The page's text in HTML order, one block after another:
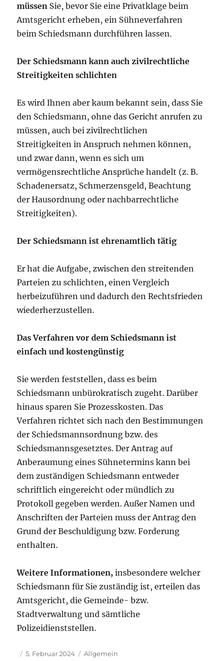
müssen Sie, bevor Sie eine Privatklage beim
Amtsgericht erheben, ein Sühneverfahren
beim Schiedsmann durchführen lassen.
Der Schiedsmann kann auch zivilrechtliche
Streitigkeiten schlichten
Es wird Ihnen aber kaum bekannt sein, dass Sie
den Schiedsmann, ohne das Gericht anrufen zu
müssen, auch bei zivilrechtlichen
Streitigkeiten in Anspruch nehmen können,
und zwar dann, wenn es sich um
vermögensrechtliche Ansprüche handelt (z. B.
Schadenersatz, Schmerzensgeld, Beachtung
der Hausordnung oder nachbarrechtliche
Streitigkeiten).
Der Schiedsmann ist ehrenamtlich tätig
Er hat die Aufgabe, zwischen den streitenden
Parteien zu schlichten, einen Vergleich
herbeizuführen und dadurch den Rechtsfrieden
wiederherzustellen.
Das Verfahren vor dem Schiedsmann ist
einfach und kostengünstig
Sie werden feststellen, dass es beim
Schiedsmann unbürokratisch zugeht. Darüber
hinaus sparen Sie Prozesskosten. Das
Verfahren richtet sich nach den Bestimmungen
der Schiedsmannsordnung bzw. des
Schiedsmannsgesetztes. Der Antrag auf
Anberaumung eines Sühnetermins kann bei
dem zuständigen Schiedsmann entweder
schriftlich eingereicht oder mündlich zu
Protokoll gegeben werden. Außer Namen und
Anschriften der Parteien muss der Antrag den
Grund der Beschuldigung bzw. Forderung
enthalten.
Weitere Informationen,insbesondere welcher
Schiedsmann für Sie zuständig ist, erteilen das
Amtsgericht, die Gemeinde- bzw.
Stadtverwaltung und sämtliche
Polizeidienststellen.
Autor
Veröffentlicht
5. Februar 2024 Kategorien
Allgemein